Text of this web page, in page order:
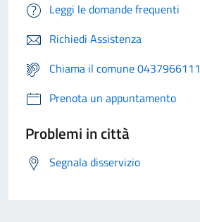
Leggi le domande frequenti
Richiedi Assistenza
Chiama il comune 0437966111
Prenota un appuntamento
Problemi in città
Segnala disservizio